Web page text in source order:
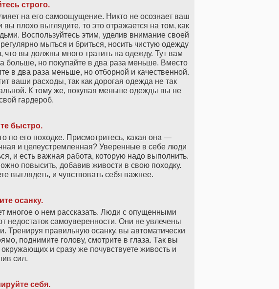
строго.
на его самоощущение. Никто не осознает ваш
плохо выглядите, то это отражается на том, как
Воспользуйтесь этим, уделив внимание своей
мыться и бриться, носить чистую одежду
что вы должны много тратить на одежду. Тут вам
больше, но покупайте в два раза меньше. Вместо
в два раза меньше, но отборной и качественной.
ваши расходы, так как дорогая одежда не так
К тому же, покупая меньше одежды вы не
гардероб.
быстро.
по его походке. Присмотритесь, какая она —
и целеустремленная? Уверенные в себе люди
и есть важная работа, которую надо выполнить.
повысить, добавив живости в свою походку.
выглядеть, и чувствовать себя важнее.
осанку.
многое о нем рассказать. Люди с опущенными
самоуверенности. Они не увлечены
Тренируя правильную осанку, вы автоматически
поднимите голову, смотрите в глаза. Так вы
и сразу же почувствуете живость и
сил.
себя.